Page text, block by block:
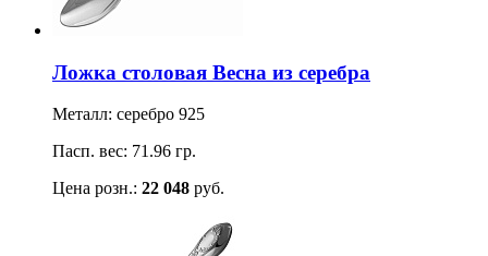
Ложка столовая Весна из серебра
Металл: серебро 925
Пасп. вес: 71.96 гр.
Цена розн.: 22 048 руб.